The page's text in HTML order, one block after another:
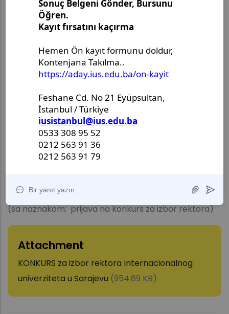
Konkurs ostaje otvoren 15 dana od dana objave na
internet stranici IUS.
Neblagovremene i nepotpune prijave neće se
uzimati u razmatranje.
Prijave na konkurs sa potrebnim prilozima dostaviti,
Hrasnička cesta 15, 71210 Ilidža - Sarajevo
(sa naznakom: prijava na konkurs za izbor rektora)
Attachment
KONKURS za izbor rektora Internacionalnog
univerziteta u Sarajevu (954.69 KB)